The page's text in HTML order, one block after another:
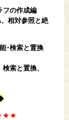
の作成編
相対参照と絶
･検索と置換
索と置換、
★★★